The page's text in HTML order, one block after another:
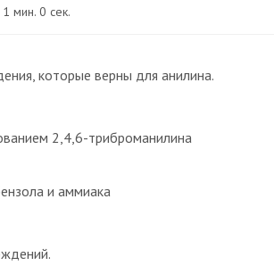
1 мин. 0 сек.
которые верны для анилина.
2,4,6-триброманилина
и аммиака